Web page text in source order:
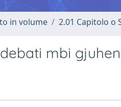
in volume 2.01 Capitolo o
mbi